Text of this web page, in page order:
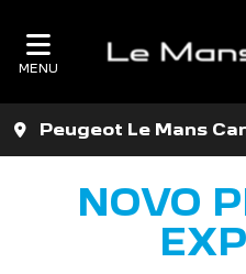
MENU
Peugeot Le Mans
NOVO